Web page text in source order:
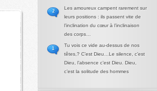
Les amoureux campent rarement sur
leurs positions : ils passent vite de
l’inclination du cœur à l’inclinaison
des corps…
2
Tu vois ce vide au-dessus de nos
têtes,? C’est Dieu…Le silence, c’est
Dieu, l’absence c’est Dieu. Dieu,
c’est la solitude des hommes
1